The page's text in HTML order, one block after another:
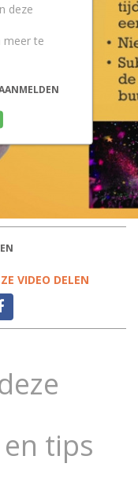
deze
meer te
VIDEO DELEN
tips